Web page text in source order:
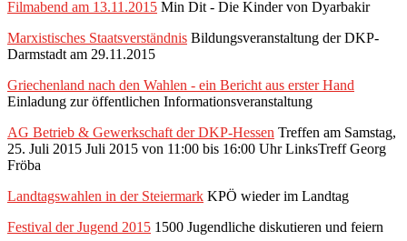
Filmabend am 13.11.2015 Min Dit - Die Kinder von Dyarbakir
Marxistisches Staatsverständnis Bildungsveranstaltung der DKP-
Darmstadt am 29.11.2015
Griechenland nach den Wahlen - ein Bericht aus erster Hand
Einladung zur öffentlichen Informationsveranstaltung
AG Betrieb & Gewerkschaft der DKP-Hessen Treffen am Samstag,
25. Juli 2015 Juli 2015 von 11:00 bis 16:00 Uhr LinksTreff Georg
Fröba
Landtagswahlen in der Steiermark KPÖ wieder im Landtag
Festival der Jugend 2015 1500 Jugendliche diskutieren und feiern